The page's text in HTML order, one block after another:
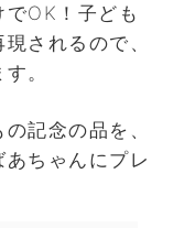
OK！子ども
されるので、
。
記念の品を、
ちゃんにプレ